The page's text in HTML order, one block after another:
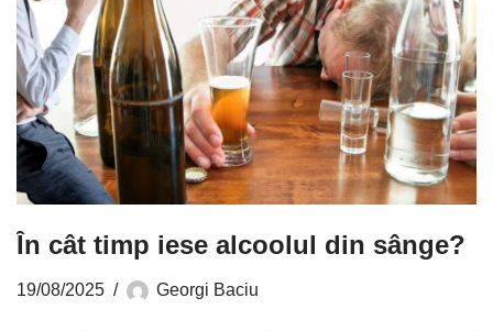
În cât timp iese alcoolul din sânge?
19/08/2025 Georgi Baciu